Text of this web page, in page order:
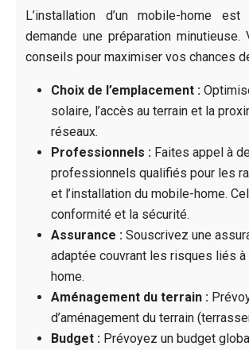
L’installation d’un mobile-home
demande une préparation minutieuse.
conseils pour maximiser vos chances
Choix de l’emplacement :
solaire, l’accès au terrain et la
réseaux.
Professionnels : Faites appel à
professionnels qualifiés pour les
et l’installation du mobile-home.
conformité et la sécurité.
Assurance : Souscrivez une
adaptée couvrant les risques liés
home.
Aménagement du terrain :
d’aménagement du terrain
Budget : Prévoyez un budget